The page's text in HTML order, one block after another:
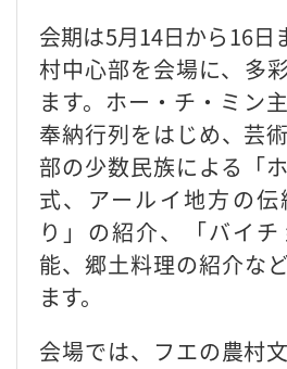
会期は5月14日から16日
村中心部を会場に、多
ます。ホー・チ・ミン
奉納行列をはじめ、芸
部の少数民族による「
式、アールイ地方の
り」の紹介、「バイ
能、郷土料理の紹介な
ます。
会場では、フエの農村